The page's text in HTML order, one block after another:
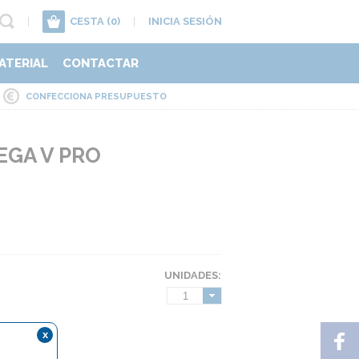
CESTA (0) INICIA SESIÓN
CONTACTAR
CONFECCIONA PRESUPUESTO
V PRO
UNIDADES:
1
x